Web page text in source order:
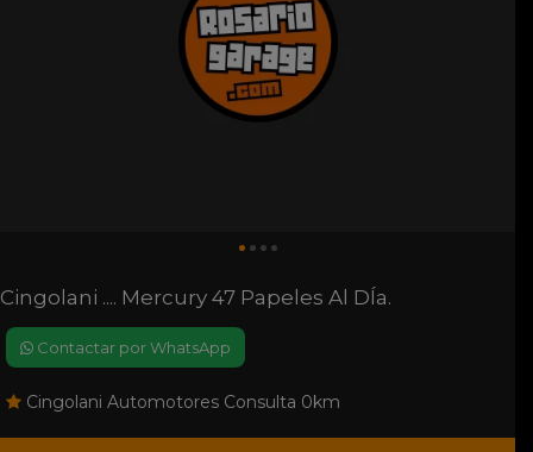
Cingolani .... Mercury 47 Papeles Al DÍa.
Contactar por WhatsApp
Cingolani Automotores Consulta 0km